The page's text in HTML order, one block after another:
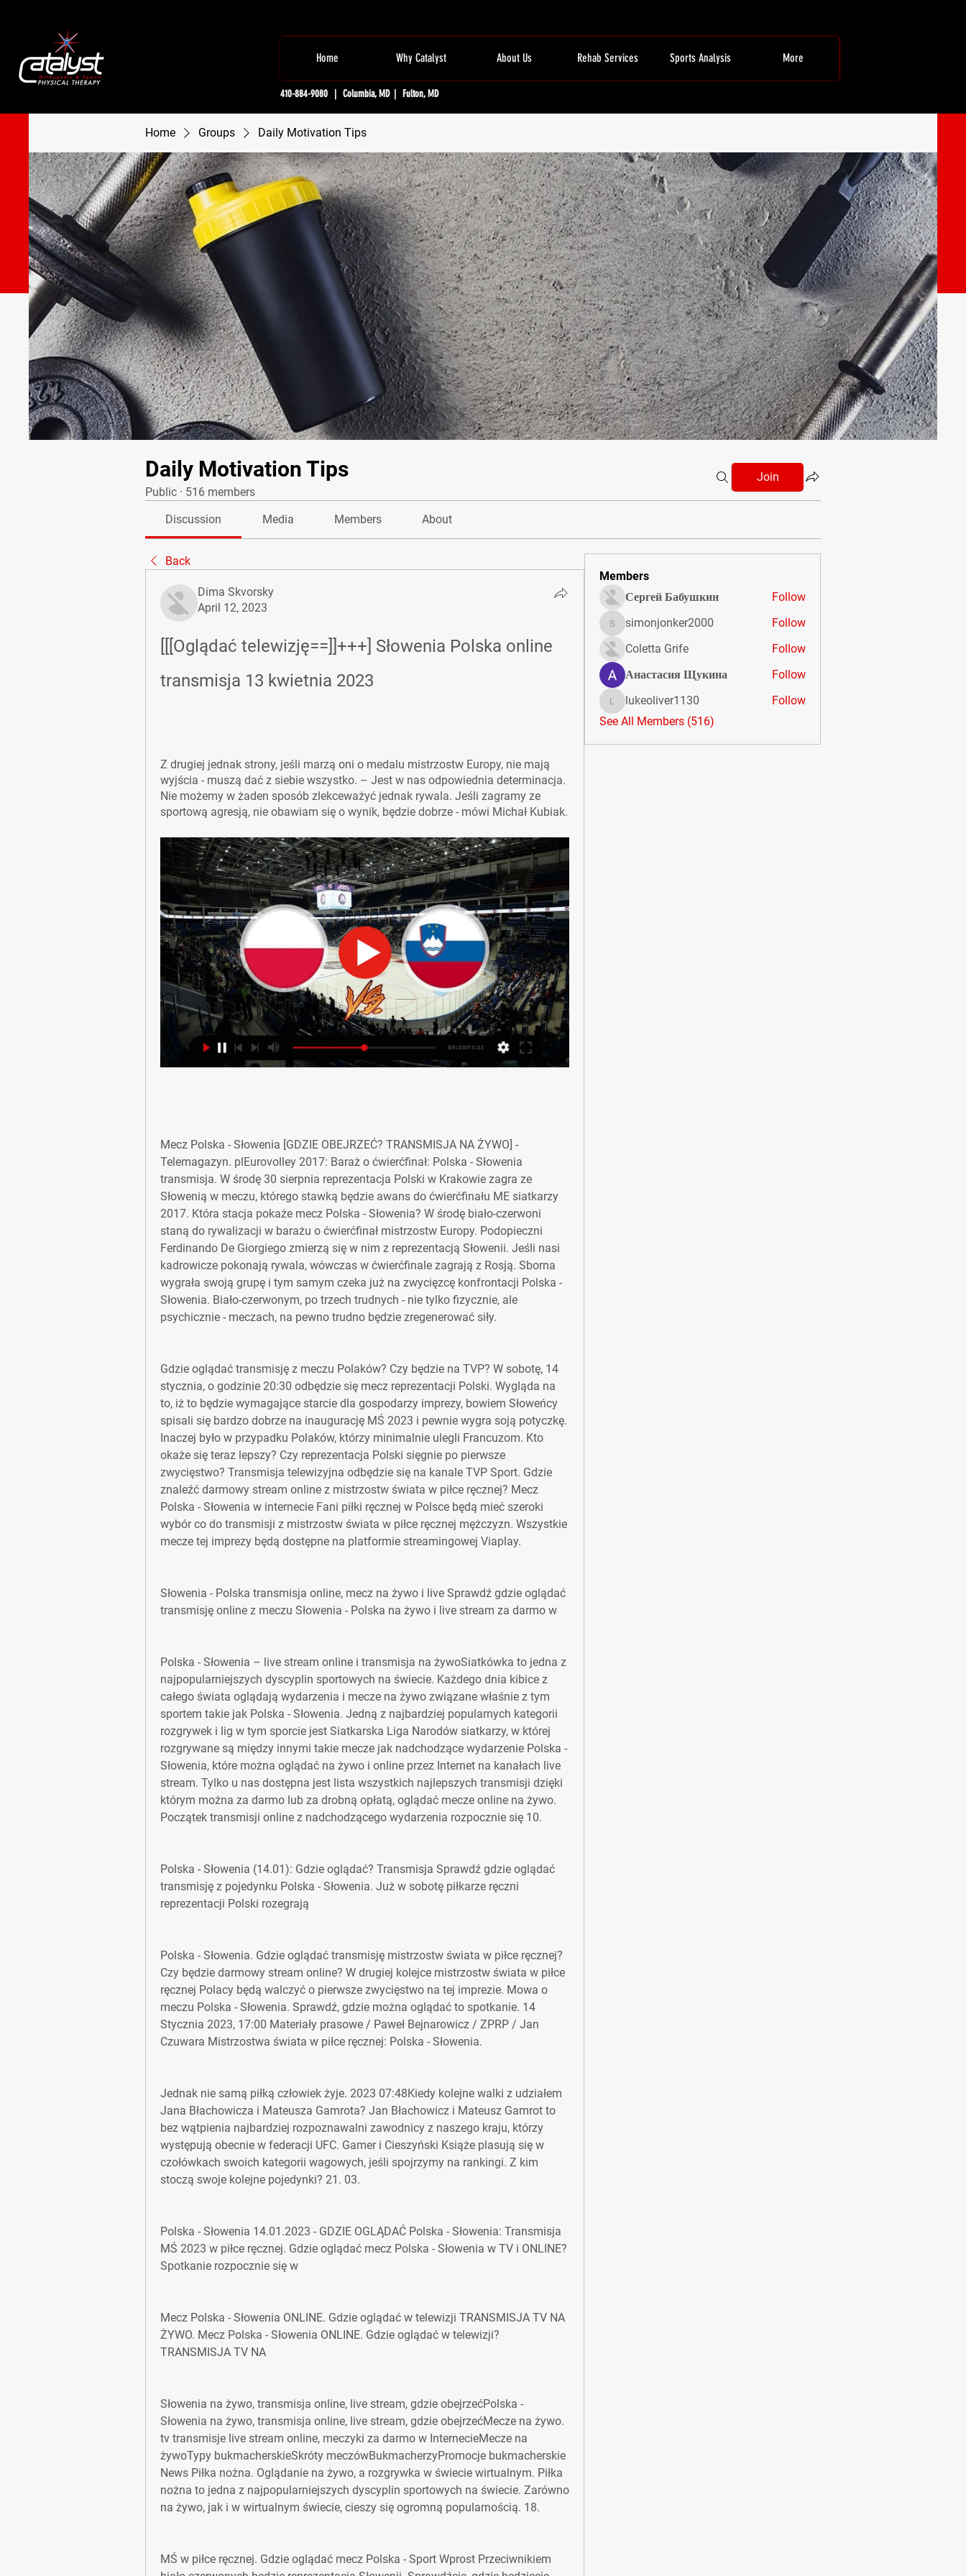
Home Why Catalyst About Us Rehab Services Sports Analysis More
410-884-9080 | Columbia, MD | Fulton, MD
Home Groups Daily Motivation Tips
Daily Motivation Tips
Public · 516 members
Join
Discussion Media Members About
Back
Dima Skvorsky
April 12, 2023
[[[Oglądać telewizję==]]+++] Słowenia Polska online
transmisja 13 kwietnia 2023
Z drugiej jednak strony, jeśli marzą oni o medalu mistrzostw Europy, nie mają
wyjścia - muszą dać z siebie wszystko. – Jest w nas odpowiednia determinacja.
Nie możemy w żaden sposób zlekceważyć jednak rywala. Jeśli zagramy ze
sportową agresją, nie obawiam się o wynik, będzie dobrze - mówi Michał Kubiak.
Mecz Polska - Słowenia [GDZIE OBEJRZEĆ? TRANSMISJA NA ŻYWO] -
Telemagazyn. plEurovolley 2017: Baraż o ćwierćfinał: Polska - Słowenia
transmisja. W środę 30 sierpnia reprezentacja Polski w Krakowie zagra ze
Słowenią w meczu, którego stawką będzie awans do ćwierćfinału ME siatkarzy
2017. Która stacja pokaże mecz Polska - Słowenia? W środę biało-czerwoni
staną do rywalizacji w barażu o ćwierćfinał mistrzostw Europy. Podopieczni
Ferdinando De Giorgiego zmierzą się w nim z reprezentacją Słowenii. Jeśli nasi
kadrowicze pokonają rywala, wówczas w ćwierćfinale zagrają z Rosją. Sborna
wygrała swoją grupę i tym samym czeka już na zwycięzcę konfrontacji Polska -
Słowenia. Biało-czerwonym, po trzech trudnych - nie tylko fizycznie, ale
psychicznie - meczach, na pewno trudno będzie zregenerować siły.
Gdzie oglądać transmisję z meczu Polaków? Czy będzie na TVP? W sobotę, 14
stycznia, o godzinie 20:30 odbędzie się mecz reprezentacji Polski. Wygląda na
to, iż to będzie wymagające starcie dla gospodarzy imprezy, bowiem Słoweńcy
spisali się bardzo dobrze na inaugurację MŚ 2023 i pewnie wygra soją potyczkę.
Inaczej było w przypadku Polaków, którzy minimalnie ulegli Francuzom. Kto
okaże się teraz lepszy? Czy reprezentacja Polski sięgnie po pierwsze
zwycięstwo? Transmisja telewizyjna odbędzie się na kanale TVP Sport. Gdzie
znaleźć darmowy stream online z mistrzostw świata w piłce ręcznej? Mecz
Polska - Słowenia w internecie Fani piłki ręcznej w Polsce będą mieć szeroki
wybór co do transmisji z mistrzostw świata w piłce ręcznej mężczyzn. Wszystkie
mecze tej imprezy będą dostępne na platformie streamingowej Viaplay.
Słowenia - Polska transmisja online, mecz na żywo i live Sprawdź gdzie oglądać
transmisję online z meczu Słowenia - Polska na żywo i live stream za darmo w
Polska - Słowenia – live stream online i transmisja na żywoSiatkówka to jedna z
najpopularniejszych dyscyplin sportowych na świecie. Każdego dnia kibice z
całego świata oglądają wydarzenia i mecze na żywo związane właśnie z tym
sportem takie jak Polska - Słowenia. Jedną z najbardziej popularnych kategorii
rozgrywek i lig w tym sporcie jest Siatkarska Liga Narodów siatkarzy, w której
rozgrywane są między innymi takie mecze jak nadchodzące wydarzenie Polska -
Słowenia, które można oglądać na żywo i online przez Internet na kanałach live
stream. Tylko u nas dostępna jest lista wszystkich najlepszych transmisji dzięki
którym można za darmo lub za drobną opłatą, oglądać mecze online na żywo.
Początek transmisji online z nadchodzącego wydarzenia rozpocznie się 10.
Polska - Słowenia (14.01): Gdzie oglądać? Transmisja Sprawdź gdzie oglądać
transmisję z pojedynku Polska - Słowenia. Już w sobotę piłkarze ręczni
reprezentacji Polski rozegrają
Polska - Słowenia. Gdzie oglądać transmisję mistrzostw świata w piłce ręcznej?
Czy będzie darmowy stream online? W drugiej kolejce mistrzostw świata w piłce
ręcznej Polacy będą walczyć o pierwsze zwycięstwo na tej imprezie. Mowa o
meczu Polska - Słowenia. Sprawdź, gdzie można oglądać to spotkanie. 14
Stycznia 2023, 17:00 Materiały prasowe / Paweł Bejnarowicz / ZPRP / Jan
Czuwara Mistrzostwa świata w piłce ręcznej: Polska - Słowenia.
Jednak nie samą piłką człowiek żyje. 2023 07:48Kiedy kolejne walki z udziałem
Jana Błachowicza i Mateusza Gamrota? Jan Błachowicz i Mateusz Gamrot to
bez wątpienia najbardziej rozpoznawalni zawodnicy z naszego kraju, którzy
występują obecnie w federacji UFC. Gamer i Cieszyński Książe plasują się w
czołówkach swoich kategorii wagowych, jeśli spojrzymy na rankingi. Z kim
stoczą swoje kolejne pojedynki? 21. 03.
Polska - Słowenia 14.01.2023 - GDZIE OGLĄDAĆ Polska - Słowenia: Transmisja
MŚ 2023 w piłce ręcznej. Gdzie oglądać mecz Polska - Słowenia w TV i ONLINE?
Spotkanie rozpocznie się w
Mecz Polska - Słowenia ONLINE. Gdzie oglądać w telewizji TRANSMISJA TV NA
ŻYWO. Mecz Polska - Słowenia ONLINE. Gdzie oglądać w telewizji?
TRANSMISJA TV NA
Słowenia na żywo, transmisja online, live stream, gdzie obejrzeć﻿Polska -
Słowenia na żywo, transmisja online, live stream, gdzie obejrzećMecze na żywo.
tv transmisje live stream online, meczyki za darmo w InternecieMecze na
żywoTypy bukmacherskieSkróty meczówBukmacherzyPromocje bukmacherskie
News Piłka nożna. Oglądanie na żywo, a rozgrywka w świecie wirtualnym. Piłka
nożna to jedna z najpopularniejszych dyscyplin sportowych na świecie. Zarówno
na żywo, jak i w wirtualnym świecie, cieszy się ogromną popularnością. 18.
MŚ w piłce ręcznej. Gdzie oglądać mecz Polska - Sport Wprost Przeciwnikiem
Members
Сергей Бабушкин
Follow
simonjonker2000
simonjonker2000
Follow
Coletta Grife
Follow
Анастасия Щукина
Follow
lukeoliver1130
lukeoliver1130
Follow
See All Members (516)